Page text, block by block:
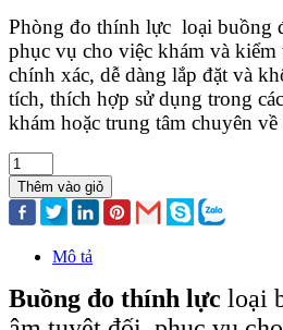
Phòng đo thính lực loại buồng
phục vụ cho việc khám và
chính xác, dễ dàng lắp đặt và
tích, thích hợp sử dụng trong
khám hoặc trung tâm chuyên
Thêm vào giỏ
Mô tả
Buồng đo thính lực loại